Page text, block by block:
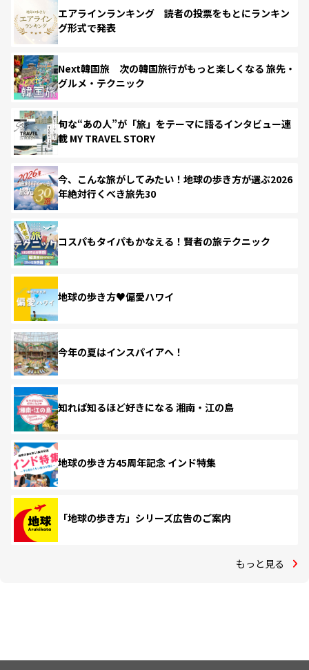
エアラインランキング 読者の投票をもとにランキン
グ形式で発表
Next韓国旅 次の韓国旅行がもっと楽しくなる 旅先・
グルメ・テクニック
旬な“あの人”が「旅」をテーマに語るインタビュー連
載 MY TRAVEL STORY
今、こんな旅がしてみたい！地球の歩き方が選ぶ2026
年絶対行くべき旅先30
コスパもタイパもかなえる！賢者の旅テクニック
地球の歩き方♥偏愛ハワイ
今年の夏はインスパイアへ！
知れば知るほど好きになる 湘南・江の島
地球の歩き方45周年記念 インド特集
「地球の歩き方」シリーズ広告のご案内
もっと見る